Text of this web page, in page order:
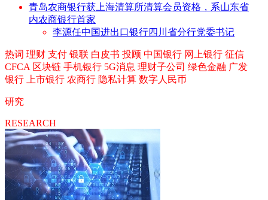
青岛农商银行获上海清算所清算会员资格，系山东省
内农商银行首家
李源任中国进出口银行四川省分行党委书记
热词 理财 支付 银联 白皮书 投顾 中国银行 网上银行 征信
CFCA 区块链 手机银行 5G消息 理财子公司 绿色金融 广发
银行
上市银行 农商行 隐私计算 数字人民币
研究
RESEARCH